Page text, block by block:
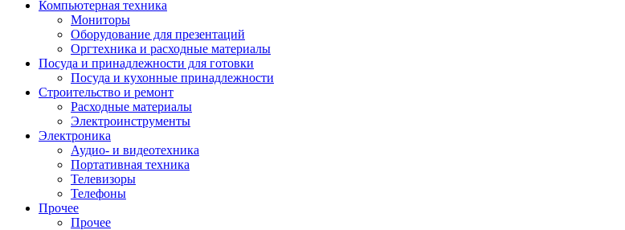
Компьютерная техника
Мониторы
Оборудование для презентаций
Оргтехника и расходные материалы
Посуда и принадлежности для готовки
Посуда и кухонные принадлежности
Строительство и ремонт
Расходные материалы
Электроинструменты
Электроника
Аудио- и видеотехника
Портативная техника
Телевизоры
Телефоны
Прочее
Прочее